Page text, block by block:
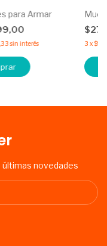
para Armar
sin interés 3 x
novedades